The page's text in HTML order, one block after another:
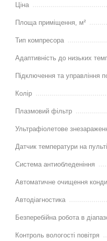
Ціна
Площа приміщення, м²
Тип компресора
Адаптивність до низьких
Підключення та управління
Колір
Плазмовий фільтр
Ультрафіолетове
Датчик температури на пульті
Система антиобледеніння
Автоматичне очищення
Автодіагностика
Безперебійна робота в
Контроль вологості повітря